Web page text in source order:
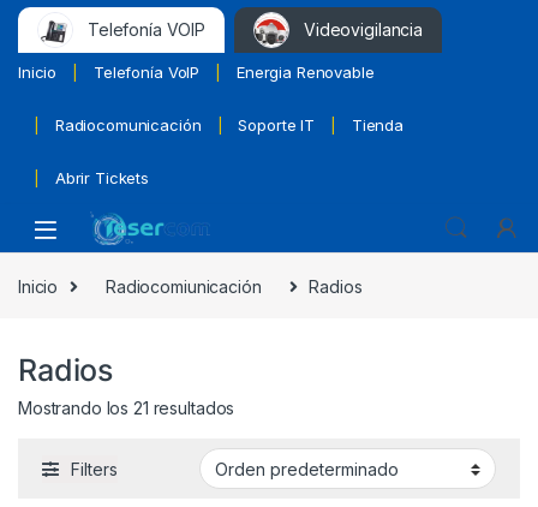
Telefonía VOIP Videovigilancia
Inicio Telefonía VoIP Energia Renovable
Radiocomunicación Soporte IT Tienda
Abrir Tickets
Inicio Radiocomiunicación Radios
Radios
Mostrando los 21 resultados
Filters